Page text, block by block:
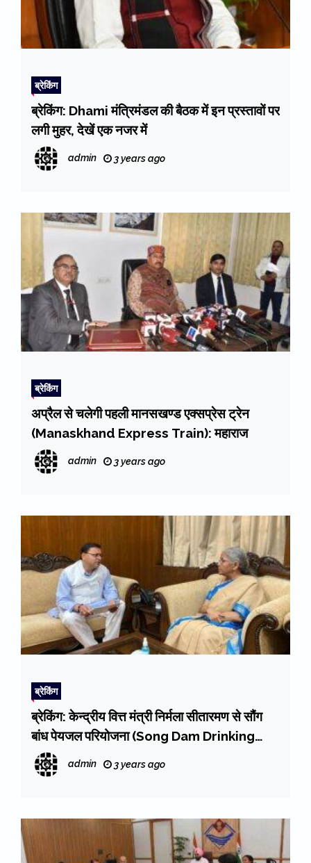
ब्रेकिंग
ब्रेकिंग: Dhami मंत्रिमंडल की बैठक में इन प्रस्तावों पर
लगी मुहर, देखें एक नजर में
admin 3 years ago
ब्रेकिंग
अप्रैल से चलेगी पहली मानसखण्ड एक्सप्रेस ट्रेन
(Manaskhand Express Train): महाराज
admin 3 years ago
ब्रेकिंग
ब्रेकिंग: केन्द्रीय वित्त मंत्री निर्मला सीतारमण से सौंग
बांध पेयजल परियोजना (Song Dam Drinking
Water Project) के लिए सीएम धामी ने मांगी 1774
करोड़ की विशेष सहायता
admin 3 years ago